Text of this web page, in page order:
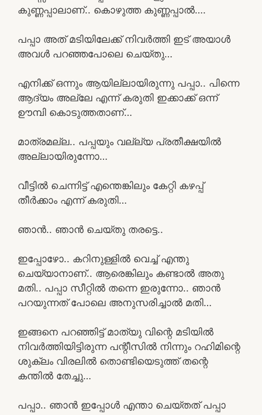
കുണ്ണപ്പാലാണ്.. കൊഴുത്ത കുണ്ണപ്പാൽ….
പപ്പാ അത് മടിയിലേക്ക് നിവർത്തി ഇട് അയാൾ
അവൾ പറഞ്ഞപോലെ ചെയ്തു…
എനിക്ക് ഒന്നും ആയില്ലായിരുന്നു പപ്പാ.. പിന്നെ
ആദ്യം അല്ലേ എന്ന് കരുതി ഇക്കാക്ക് ഒന്ന്
ഊമ്പി കൊടുത്തതാണ്…
മാത്രമല്ല.. പപ്പയും വല്ല്യ പ്രതീക്ഷയിൽ
അല്ലായിരുന്നോ…
വീട്ടിൽ ചെന്നിട്ട് എന്തെങ്കിലും കേറ്റി കഴപ്പ്
തീർക്കാം എന്ന് കരുതി…
ഞാൻ.. ഞാൻ ചെയ്തു തരട്ടെ..
ഇപ്പോഴോ.. കറിനുള്ളിൽ വെച്ച് എന്തു
ചെയ്യാനാണ്.. ആരെങ്കിലും കണ്ടാൽ അതു
മതി.. പപ്പാ സീറ്റിൽ തന്നെ ഇരുന്നോ.. ഞാൻ
പറയുന്നത് പോലെ അനുസരിച്ചാൽ മതി…
ഇങ്ങനെ പറഞ്ഞിട്ട് മാത്യു വിന്റെ മടിയിൽ
നിവർത്തിയിട്ടിരുന്ന പന്റീസിൽ നിന്നും റഹിമിന്റെ
ശുക്ലം വിരലിൽ തൊണ്ടിയെടുത്ത് തന്റെ
കന്തിൽ തേച്ചു…
പപ്പാ.. ഞാൻ ഇപ്പോൾ എന്താ ചെയ്തത് പപ്പാ